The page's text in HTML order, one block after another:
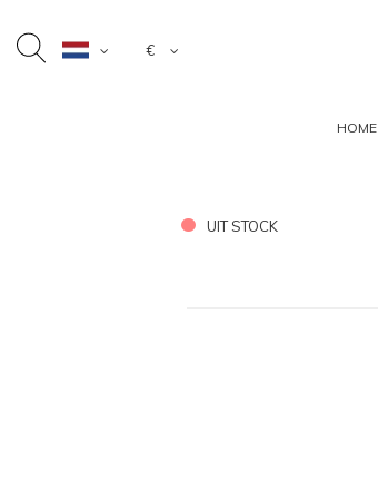
€
HOME
UIT STOCK